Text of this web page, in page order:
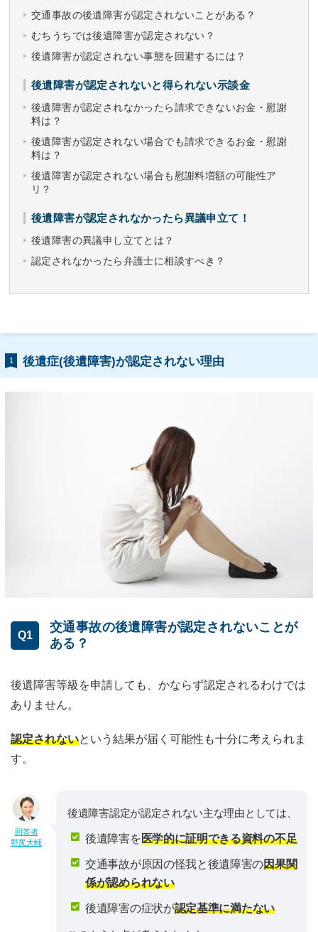
交通事故の後遺障害が認定されないことがある？
むちうちでは後遺障害が認定されない？
後遺障害が認定されない事態を回避するには？
後遺障害が認定されないと得られない示談金
後遺障害が認定されなかったら請求できないお金・慰謝
料は？
後遺障害が認定されない場合でも請求できるお金・慰謝
料は？
後遺障害が認定されない場合も慰謝料増額の可能性ア
リ？
後遺障害が認定されなかったら異議申立て！
後遺障害の異議申し立てとは？
認定されなかったら弁護士に相談すべき？
1 後遺症(後遺障害)が認定されない理由
Q1
交通事故の後遺障害が認定されないことが
ある？
後遺障害等級を申請しても、かならず認定されるわけでは
ありません。
認定されないという結果が届く可能性も十分に考えられま
す。
回答者
野尻大輔
後遺障害認定が認定されない主な理由としては、
後遺障害を医学的に証明できる資料の不足
交通事故が原因の怪我と後遺障害の因果関
係が認められない
後遺障害の症状が認定基準に満たない